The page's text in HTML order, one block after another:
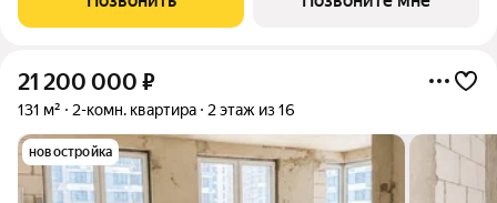
максимум естественного освещения в течение
21 200 000 ₽
131 м² 2-комн. квартира 2 этаж из 16
новостройка